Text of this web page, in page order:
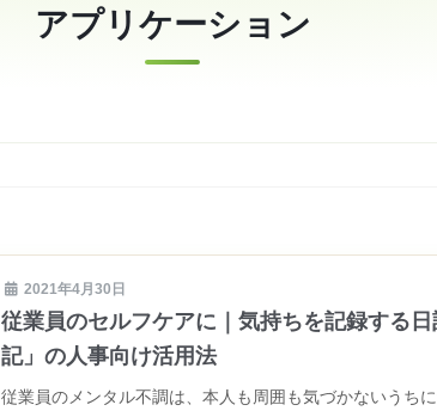
アプリケーション
2021年4月30日
従業員のセルフケアに｜気持ちを記録する
記」の人事向け活用法
従業員のメンタル不調は、本人も周囲も気づかないうち